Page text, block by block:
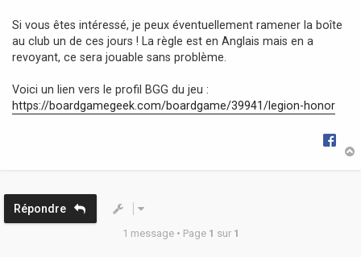
Si vous êtes intéressé, je peux éventuellement ramener la boîte
au club un de ces jours ! La règle est en Anglais mais en a
revoyant, ce sera jouable sans problème.
Voici un lien vers le profil BGG du jeu :
https://boardgamegeek.com/boardgame/39941/legion-honor
Répondre
1 message • Page 1 sur 1